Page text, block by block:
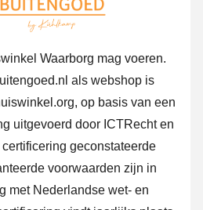
Waarborg mag voeren.
als webshop is
op basis van een
uitgevoerd door ICTRecht en
geconstateerde
voorwaarden zijn in
met Nederlandse wet- en